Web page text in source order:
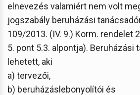
elnevezés valamiért nem volt
jogszabály beruházási
109/2013. (IV. 9.) Korm. rendelet
5. pont 5.3. alpontja). Beruházási
lehetett, aki
a) tervezői,
b) beruházáslebonyolítói és